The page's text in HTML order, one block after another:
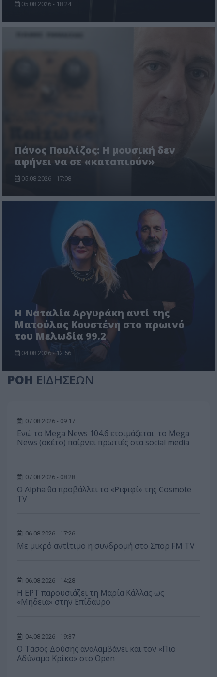
05.08.2026 - 18:24
Πάνος Πουλίζος: Η μουσική δεν
αφήνει να σε «καταπιούν»
05.08.2026 - 17:08
Η Ναταλία Αργυράκη αντί της
Ματούλας Κουστένη στο πρωινό
του Μελωδία 99.2
04.08.2026 - 12:56
ΡΟΗ ΕΙΔΗΣΕΩΝ
07.08.2026 - 09:17
Ενώ το Mega News 104.6 ετοιμάζεται, το Mega
News (σκέτο) παίρνει πρωτιές στα social media
07.08.2026 - 08:28
Ο Alpha θα προβάλλει το «Ριφιφί» της Cosmote
TV
06.08.2026 - 17:26
Με μικρό αντίτιμο η συνδρομή στο Σπορ FM TV
06.08.2026 - 14:28
Η ΕΡΤ παρουσιάζει τη Μαρία Κάλλας ως
«Μήδεια» στην Επίδαυρο
04.08.2026 - 19:37
Ο Τάσος Δούσης αναλαμβάνει και τον «Πιο
Αδύναμο Κρίκο» στο Open